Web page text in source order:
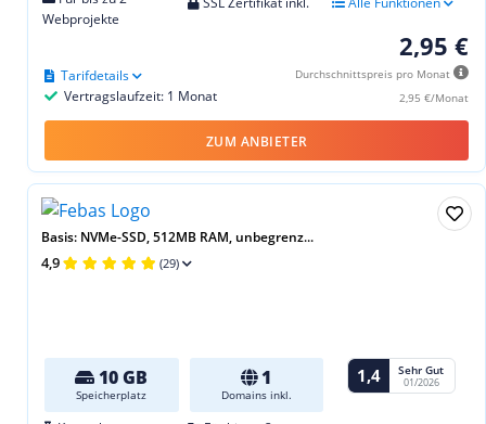
Webprojekte
2,95 €
Durchschnittspreis pro Monat
2,95 €/Monat
Vertragslaufzeit: 1 Monat
Tarifdetails
ZUM ANBIETER
Basis: NVMe-SSD, 512MB RAM, unbegrenz...
4,9 (29)
10 GB
Speicherplatz
1
Domains inkl.
1,4 Sehr Gut
01/2026